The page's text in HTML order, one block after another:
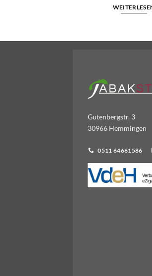
Gutenbergstr. 3
30966 Hemmingen
0511 64661586